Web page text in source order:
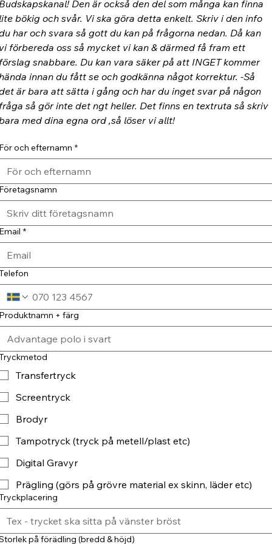
Den är också den del som många kan finna
bökig och svår. Vi ska göra detta enkelt. Skriv i den info
har och svara så gott du kan på frågorna nedan. Då kan
förbereda oss så mycket vi kan & därmed få fram ett
snabbare. Du kan vara säker på att INGET kommer
innan du fått se och godkänna något korrektur. -Så
är bara att sätta i gång och har du inget svar på någon
så gör inte det ngt heller. Det finns en textruta så skriv
med dina egna ord ,så löser vi allt!
och efternamn *
*
+ färg
Transfertryck
Screentryck
Brodyr
Tampotryck (tryck på metell/plast etc)
Digital Gravyr
Prägling (görs på grövre material ex skinn, läder etc)
på förädling (bredd & höjd)